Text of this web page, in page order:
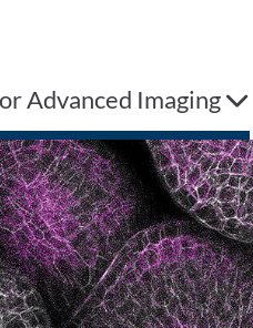
Advanced Imaging